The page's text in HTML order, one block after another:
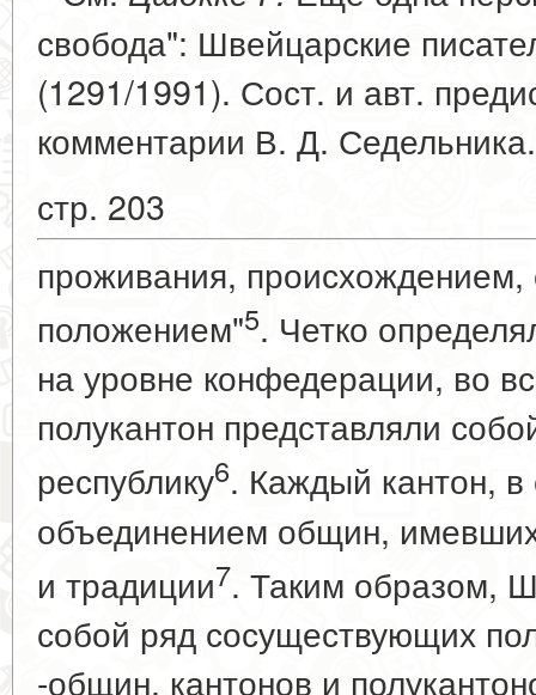
свобода": Швейцарские
(1291/1991). Сост. и авт.
комментарии В. Д.
стр. 203
проживания,
положением"5. Четко
на уровне конфедерации, во
полукантон представляли
республику6. Каждый кантон,
объединением общин,
и традиции7. Таким образом,
собой ряд сосуществующих
-общин, кантонов и